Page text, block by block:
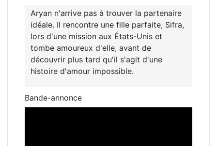
Aryan n'arrive pas à trouver la partenaire
idéale. Il rencontre une fille parfaite, Sifra,
lors d'une mission aux États-Unis et
tombe amoureux d'elle, avant de
découvrir plus tard qu'il s'agit d'une
histoire d'amour impossible.
Bande-annonce